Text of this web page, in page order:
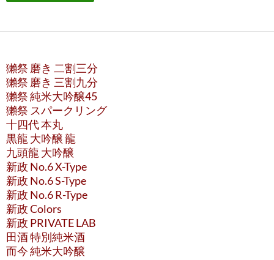
獺祭 磨き 二割三分
獺祭 磨き 三割九分
獺祭 純米大吟醸45
獺祭 スパークリング
十四代 本丸
黒龍 大吟醸 龍
九頭龍 大吟醸
新政 No.6 X-Type
新政 No.6 S-Type
新政 No.6 R-Type
新政 Colors
新政 PRIVATE LAB
田酒 特別純米酒
而今 純米大吟醸